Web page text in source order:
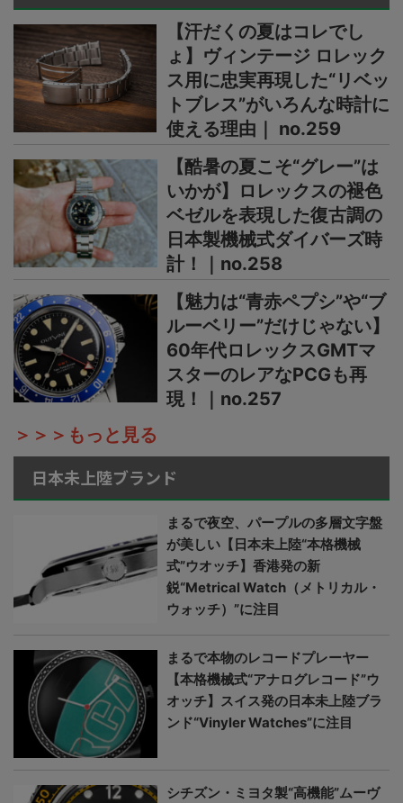
【汗だくの夏はコレでし
ょ】ヴィンテージ ロレック
ス用に忠実再現した“リベッ
トブレス”がいろんな時計に
使える理由｜ no.259
【酷暑の夏こそ“グレー”は
いかが】ロレックスの褪色
ベゼルを表現した復古調の
日本製機械式ダイバーズ時
計！｜no.258
【魅力は“青赤ペプシ”や“ブ
ルーベリー”だけじゃない】
60年代ロレックスGMTマ
スターのレアなPCGも再
現！｜no.257
＞＞＞もっと見る
日本未上陸ブランド
まるで夜空、パープルの多層文字盤
が美しい【日本未上陸“本格機械
式”ウオッチ】香港発の新
鋭“Metrical Watch（メトリカル・
ウォッチ）”に注目
まるで本物のレコードプレーヤー
【本格機械式“アナログレコード”ウ
オッチ】スイス発の日本未上陸ブラ
ンド“Vinyler Watches”に注目
シチズン・ミヨタ製“高機能”ムーヴ